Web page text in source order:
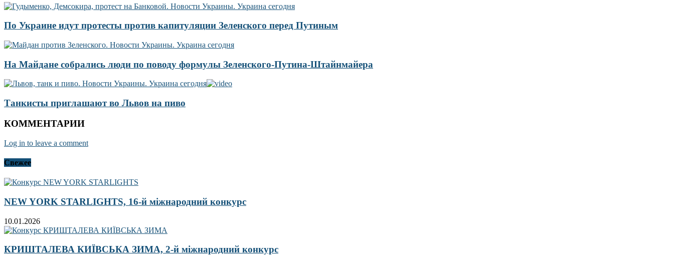
По Украине идут протесты против капитуляции Зеленского перед Путиным
На Майдане собрались люди по поводу формулы Зеленского-Путина-Штайнмайера
Танкисты приглашают во Львов на пиво
КОММЕНТАРИИ
Log in to leave a comment
Свежее
NEW YORK STARLIGHTS, 16-й міжнародний конкурс
10.01.2026
КРИШТАЛЕВА КИЇВСЬКА ЗИМА, 2-й міжнародний конкурс